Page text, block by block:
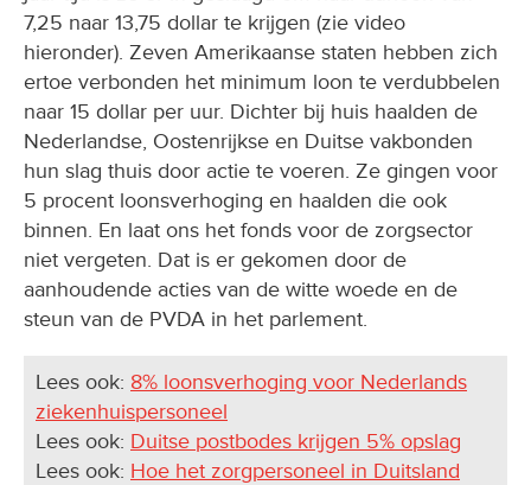
7,25 naar 13,75 dollar te krijgen (zie video
hieronder). Zeven Amerikaanse staten hebben zich
ertoe verbonden het minimum loon te verdubbelen
naar 15 dollar per uur. Dichter bij huis haalden de
Nederlandse, Oostenrijkse en Duitse vakbonden
hun slag thuis door actie te voeren. Ze gingen voor
5 procent loonsverhoging en haalden die ook
binnen. En laat ons het fonds voor de zorgsector
niet vergeten. Dat is er gekomen door de
aanhoudende acties van de witte woede en de
steun van de PVDA in het parlement.
Lees ook: 8% loonsverhoging voor Nederlands
ziekenhuispersoneel
Lees ook: Duitse postbodes krijgen 5% opslag
Lees ook: Hoe het zorgpersoneel in Duitsland